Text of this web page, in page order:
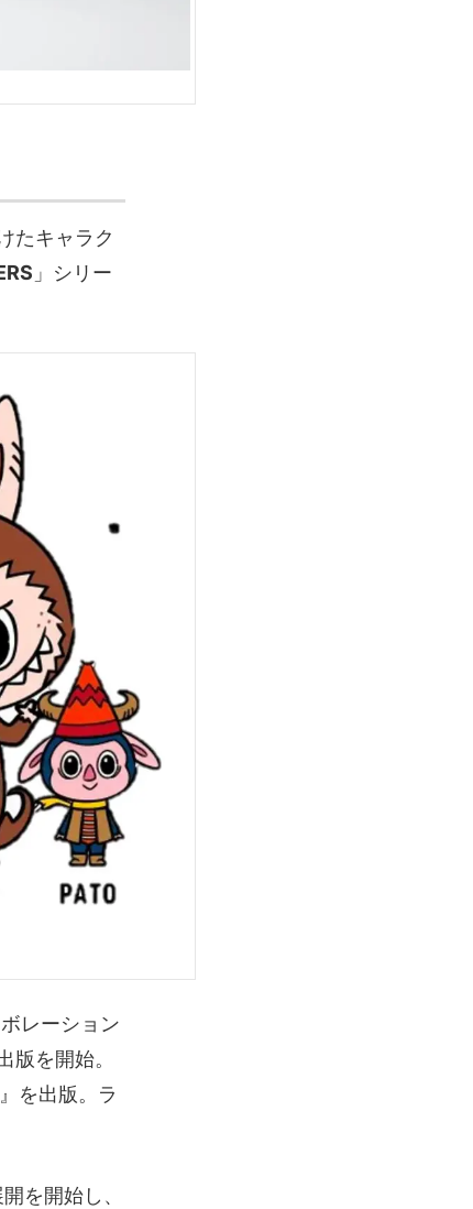
たキャラク
」シリー
レーション
を開始。
』を出版。ラ
を開始し、